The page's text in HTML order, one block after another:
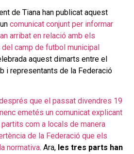
de Tiana han publicat aquest
comunicat conjunt per informar
arribat en relació amb els
camp de futbol municipal
aquest dimarts entre el
i representants de la Federació
que el passat divendres 19
emetés un comunicat explicant
com a locals de manera
de la Federació que els
normativa. Ara, les tres parts han